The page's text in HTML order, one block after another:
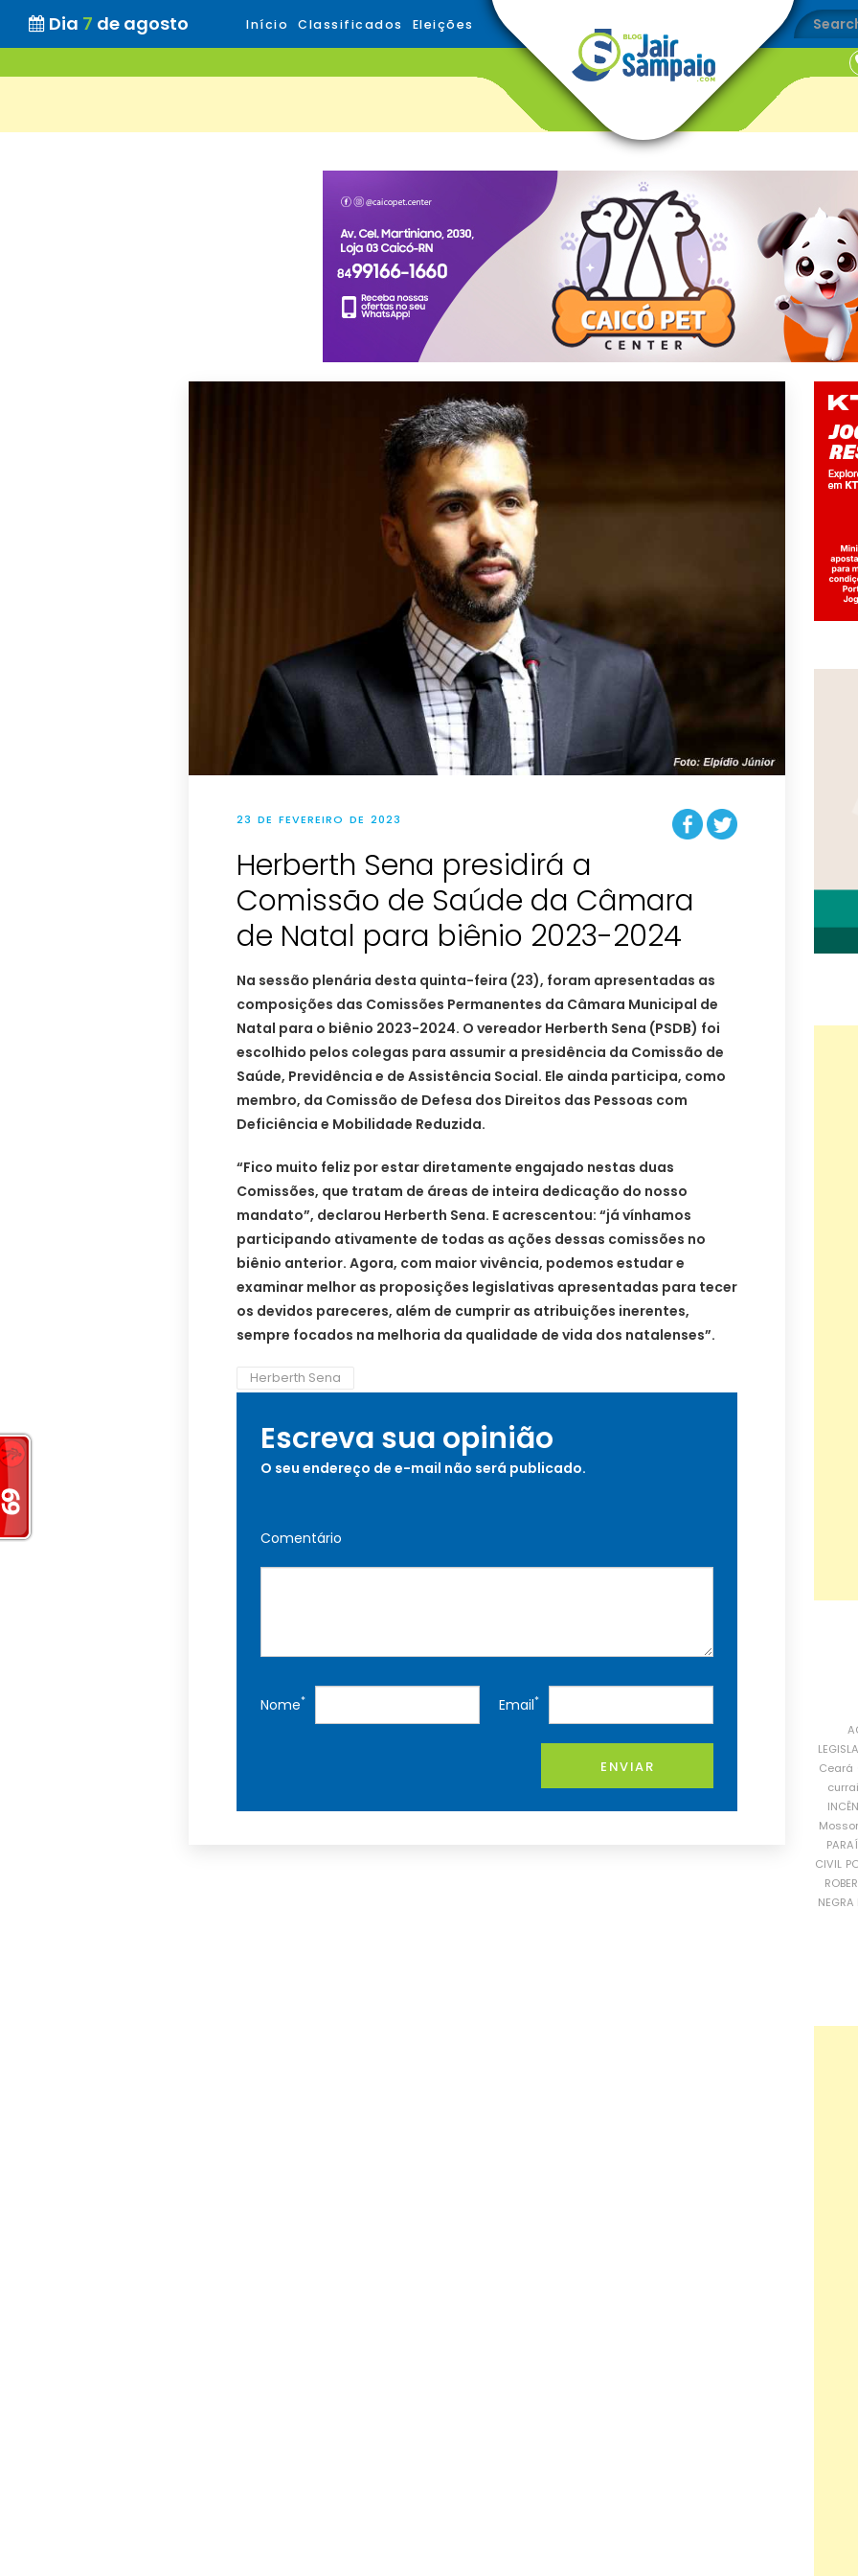
Dia 7 de agosto Início Classificados Eleições
23 DE FEVEREIRO DE 2023
Herberth Sena presidirá a
Comissão de Saúde da Câmara
de Natal para biênio 2023-2024
Na sessão plenária desta quinta-feira (23), foram apresentadas as
composições das Comissões Permanentes da Câmara Municipal de
Natal para o biênio 2023-2024. O vereador Herberth Sena (PSDB) foi
escolhido pelos colegas para assumir a presidência da Comissão de
Saúde, Previdência e de Assistência Social. Ele ainda participa, como
membro, da Comissão de Defesa dos Direitos das Pessoas com
Deficiência e Mobilidade Reduzida.
“Fico muito feliz por estar diretamente engajado nestas duas
Comissões, que tratam de áreas de inteira dedicação do nosso
mandato”, declarou Herberth Sena. E acrescentou: “já vínhamos
participando ativamente de todas as ações dessas comissões no
biênio anterior. Agora, com maior vivência, podemos estudar e
examinar melhor as proposições legislativas apresentadas para tecer
os devidos pareceres, além de cumprir as atribuições inerentes,
sempre focados na melhoria da qualidade de vida dos natalenses”.
Herberth Sena
Escreva sua opinião
O seu endereço de e-mail não será publicado.
Comentário
Nome* Email*
ENVIAR
Ceará
CIVIL
NEGRA